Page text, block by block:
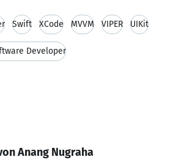
Swift XCode MVVM VIPER UIKit
Developer
Anang Nugraha